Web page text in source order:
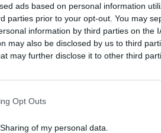
ads based on personal information
parties prior to your opt-out. You may
information by third parties on the
may also be disclosed by us to third
may further disclose it to other third
Opt Outs
of my personal data.